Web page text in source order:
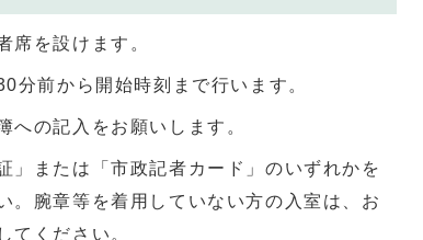
席を設けます。
分前から開始時刻まで行います。
への記入をお願いします。
」または「市政記者カード」のいずれかを
。腕章等を着用していない方の入室は、お
てください。